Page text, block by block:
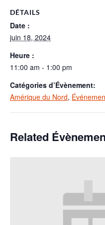
DÉTAILS
Date :
juin 18, 2024
Heure :
11:00 am - 1:00 pm
Catégories d’Évènement:
Amérique du Nord,
Related